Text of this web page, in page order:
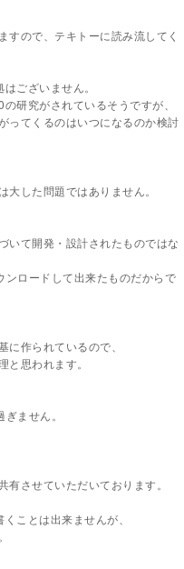
すので、テキトーに読み流してく
ございません。
の研究がされているそうですが、
ってくるのはいつになるのか検討
した問題ではありません。
いて開発・設計されたものではな
ンロードして出来たものだからで
作られているので、
思われます。
ません。
させていただいております。
ことは出来ませんが、